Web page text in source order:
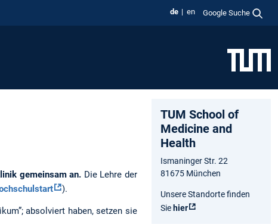
de en Google Suche
gemeinsam an. Die Lehre der
).
absolviert haben, setzen sie
TUM School of
Medicine and
Health
Ismaninger Str. 22
81675 München
Unsere Standorte finden
Sie hier